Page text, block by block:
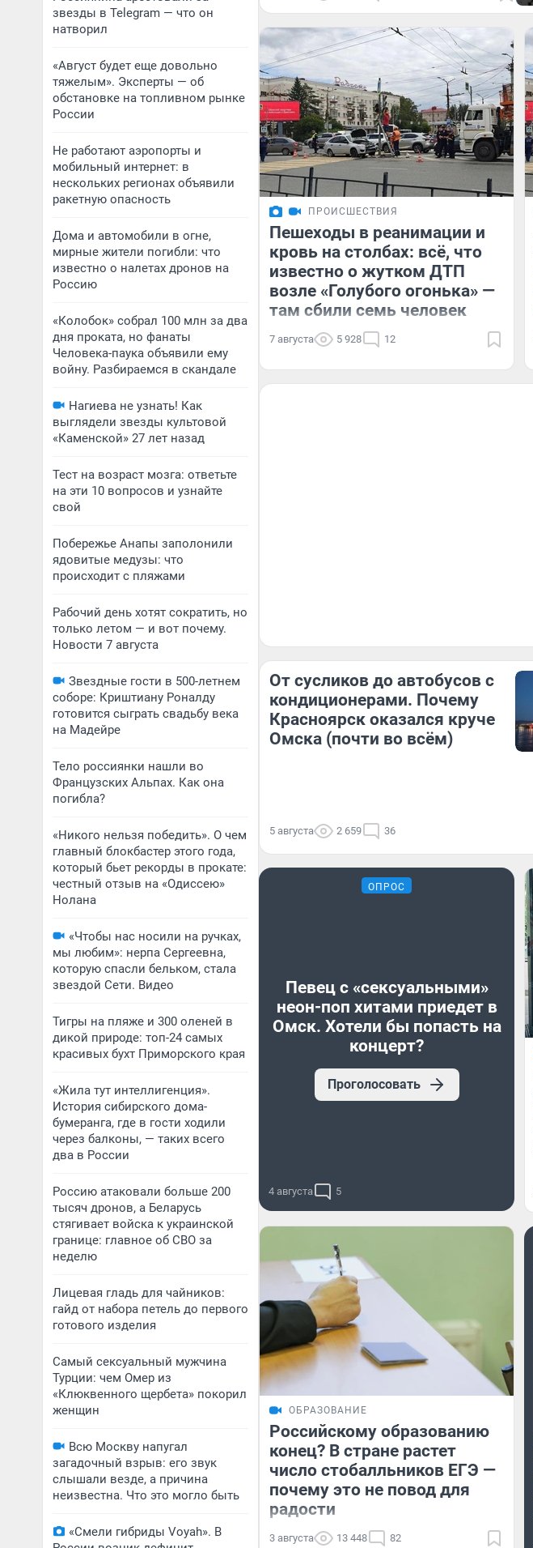
звезды в Telegram — что он
натворил
«Август будет еще довольно
тяжелым». Эксперты — об
обстановке на топливном рынке
России
Не работают аэропорты и
мобильный интернет: в
нескольких регионах объявили
ракетную опасность
Дома и автомобили в огне,
мирные жители погибли: что
известно о налетах дронов на
Россию
«Колобок» собрал 100 млн за два
дня проката, но фанаты
Человека-паука объявили ему
войну. Разбираемся в скандале
Нагиева не узнать! Как
выглядели звезды культовой
«Каменской» 27 лет назад
Тест на возраст мозга: ответьте
на эти 10 вопросов и узнайте
свой
Побережье Анапы заполонили
ядовитые медузы: что
происходит с пляжами
Рабочий день хотят сократить, но
только летом — и вот почему.
Новости 7 августа
Звездные гости в 500-летнем
соборе: Криштиану Роналду
готовится сыграть свадьбу века
на Мадейре
Тело россиянки нашли во
Французских Альпах. Как она
погибла?
«Никого нельзя победить». О чем
главный блокбастер этого года,
который бьет рекорды в прокате:
честный отзыв на «Одиссею»
Нолана
«Чтобы нас носили на ручках,
мы любим»: нерпа Сергеевна,
которую спасли бельком, стала
звездой Сети. Видео
Тигры на пляже и 300 оленей в
дикой природе: топ-24 самых
красивых бухт Приморского края
«Жила тут интеллигенция».
История сибирского дома-
бумеранга, где в гости ходили
через балконы, — таких всего
два в России
Россию атаковали больше 200
тысяч дронов, а Беларусь
стягивает войска к украинской
границе: главное об СВО за
неделю
Лицевая гладь для чайников:
гайд от набора петель до первого
готового изделия
Самый сексуальный мужчина
Турции: чем Омер из
«Клюквенного щербета» покорил
женщин
Всю Москву напугал
загадочный взрыв: его звук
слышали везде, а причина
неизвестна. Что это могло быть
«Смели гибриды Voyah». В
ПРОИСШЕСТВИЯ
Пешеходы в реанимации и
кровь на столбах: всё, что
известно о жутком ДТП
возле «Голубого огонька» —
там сбили семь человек
7 августа 5 928 12
От сусликов до автобусов с
кондиционерами. Почему
Красноярск оказался круче
Омска (почти во всём)
5 августа 2 659 36
ОПРОС
Певец с «сексуальными»
неон-поп хитами приедет в
Омск. Хотели бы попасть на
концерт?
Проголосовать
4 августа 5
ОБРАЗОВАНИЕ
Российскому образованию
конец? В стране растет
число стобалльников ЕГЭ —
почему это не повод для
радости
3 августа 13 448 82